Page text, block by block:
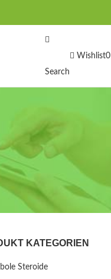
Search
Wishlist0
KATEGORIEN
Steroide